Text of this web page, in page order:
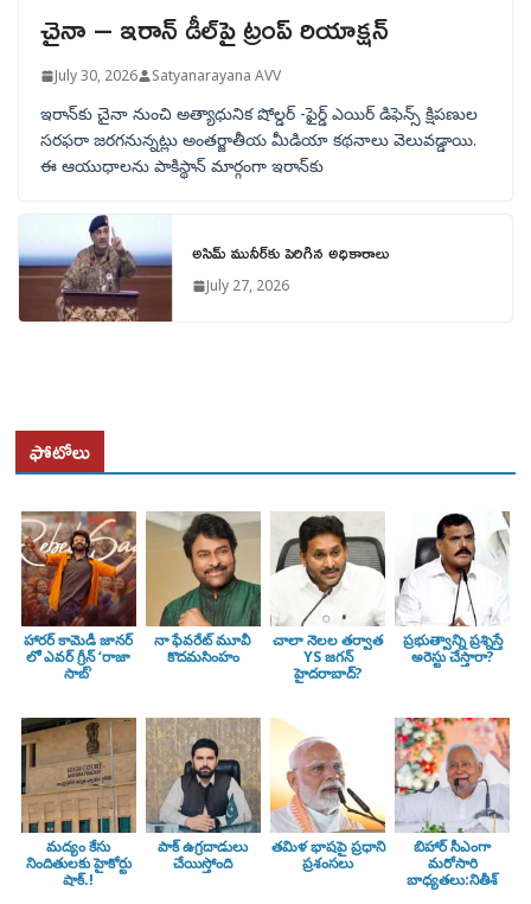
చైనా – ఇరాన్ డీల్‌పై ట్రంప్ రియాక్షన్
July 30, 2026 Satyanarayana AVV
ఇరాన్‌కు చైనా నుంచి అత్యాధునిక షోల్డర్‌ -ఫైర్డ్ ఎయిర్ డిఫెన్స్ క్షిపణుల
సరఫరా జరగనున్నట్లు అంతర్జాతీయ మీడియా కథనాలు వెలువడ్డాయి.
ఈ ఆయుధాలను పాకిస్థాన్‌ మార్గంగా ఇరాన్‌కు
అసిమ్ మునీర్‌కు పెరిగిన అధికారాలు
July 27, 2026
ఫోటోలు
హారర్ కామెడీ జానర్
లో ఎవర్ గ్రీన్ ‘రాజా
సాబ్’
నా ఫేవరేట్ మూవీ
కొదమసింహం
చాలా నెలల తర్వాత
YS జగన్
హైదరాబాద్?
ప్రభుత్వాన్ని ప్రశ్నిస్తే
అరెస్టు చేస్తారా?
మద్యం కేసు
నిందితులకు హైకోర్టు
షాక్.!
పాక్ ఉగ్రదాడులు
చేయిస్తోంది
తమిళ భాషపై ప్రధాని
ప్రశంసలు
బిహార్ సీఎంగా
మరోసారి
బాధ్యతలు:నితీశ్